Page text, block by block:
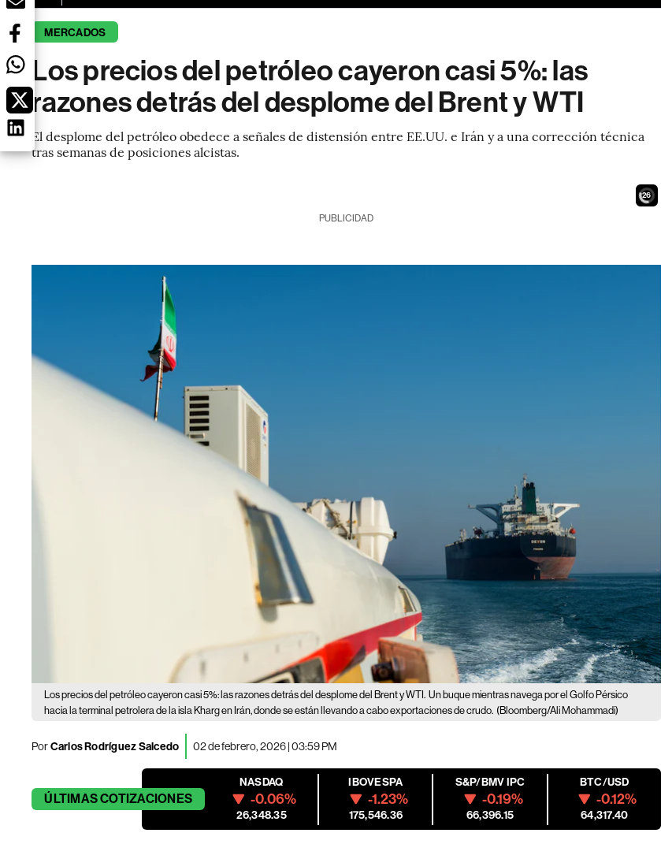
MERCADOS
Los precios del petróleo cayeron casi 5%: las
razones detrás del desplome del Brent y WTI
El desplome del petróleo obedece a señales de distensión entre EE.UU. e Irán y a una corrección técnica
tras semanas de posiciones alcistas.
24
PUBLICIDAD
Los precios del petróleo cayeron casi 5%: las razones detrás del desplome del Brent y WTI. Un buque mientras navega por el Golfo Pérsico
hacia la terminal petrolera de la isla Kharg en Irán, donde se están llevando a cabo exportaciones de crudo. (Bloomberg/Ali Mohammadi)
PorCarlos Rodríguez Salcedo 02 de febrero, 2026 | 03:59 PM
ÚLTIMASCOTIZACIONES
NASDAQ
-0.06%
26,348.35
IBOVESPA
-1.23%
175,546.36
S&P/BMV IPC
-0.19%
66,396.15
BTC/USD
-0.12%
64,317.40